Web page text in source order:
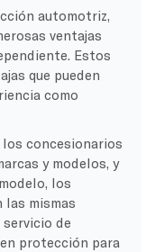
automotriz,
ventajas
Estos
que pueden
como
los concesionarios
y modelos, y
los
las mismas
de
protección para